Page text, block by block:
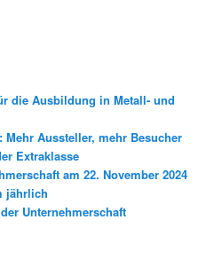
die Ausbildung in Metall- und
Mehr Aussteller, mehr Besucher
Extraklasse
am 22. November 2024
jährlich
Unternehmerschaft